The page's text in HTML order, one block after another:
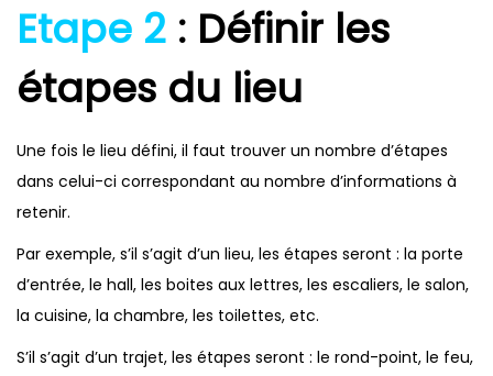
Etape 2 : Définir les
étapes du lieu
Une fois le lieu défini, il faut trouver un nombre d’étapes
dans celui-ci correspondant au nombre d’informations à
retenir.
Par exemple, s’il s’agit d’un lieu, les étapes seront : la porte
d’entrée, le hall, les boites aux lettres, les escaliers, le salon,
la cuisine, la chambre, les toilettes, etc.
S’il s’agit d’un trajet, les étapes seront : le rond-point, le feu,